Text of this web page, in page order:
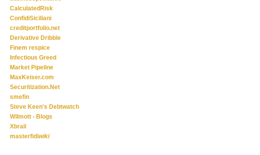
CalculatedRisk
ConfidiSiciliani
creditportfolio.net
Derivative Dribble
Finem respice
Infectious Greed
Market Pipeline
MaxKeiser.com
Securitization.Net
smefin
Steve Keen's Debtwatch
Wilmott - Blogs
Xbrail
masterfidiwiki